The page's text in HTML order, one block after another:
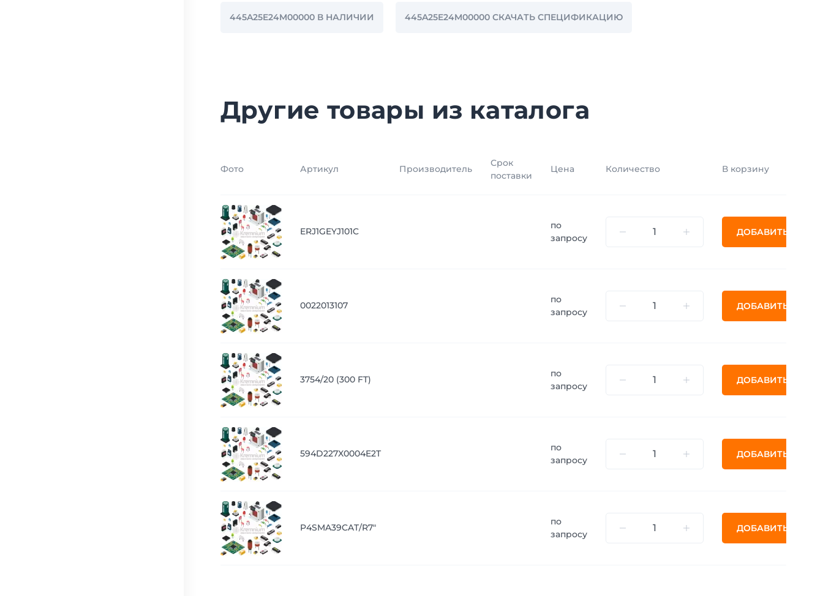
445A25E24M00000 В НАЛИЧИИ 445A25E24M00000 СКАЧАТЬ СПЕЦИФИКАЦИЮ
Другие товары из каталога
Фото Артикул Производитель
Срок
поставки
Цена Количество В корзину
ERJ1GEYJ101C
по
запросу
ДОБАВИТЬ
0022013107
по
запросу
ДОБАВИТЬ
3754/20 (300 FT)
по
запросу
ДОБАВИТЬ
594D227X0004E2T
по
запросу
ДОБАВИТЬ
P4SMA39CAT/R7"
по
запросу
ДОБАВИТЬ